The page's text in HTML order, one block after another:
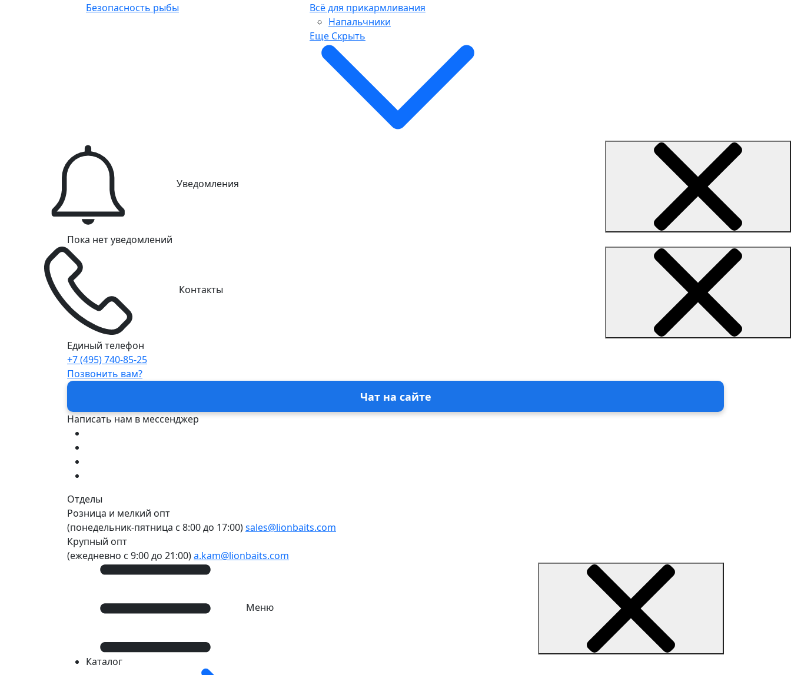
Безопасность рыбы
Всё для прикармливания
Напальчники
Еще Скрыть
Уведомления
Пока нет уведомлений
Контакты
Единый телефон
+7 (495) 740-85-25
Позвонить вам?
Чат на сайте
Написать нам в мессенджер
Отделы
Розница и мелкий опт
(понедельник-пятница c 8:00 до 17:00)sales@lionbaits.com
Крупный опт
(ежедневно с 9:00 до 21:00)a.kam@lionbaits.com
Меню
Каталог